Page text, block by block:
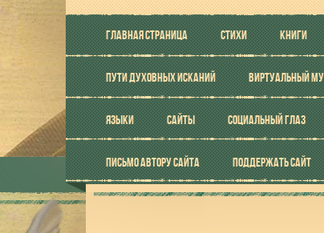
ГЛАВНАЯ СТРАНИЦА СТИХИ КНИГИ
ПУТИ ДУХОВНЫХ ИСКАНИЙ ВИРТУАЛЬНЫЙ
ЯЗЫКИ САЙТЫ СОЦИАЛЬНЫЙ ГЛАЗ
ПИСЬМО АВТОРУ САЙТА ПОДДЕРЖАТЬ САЙТ